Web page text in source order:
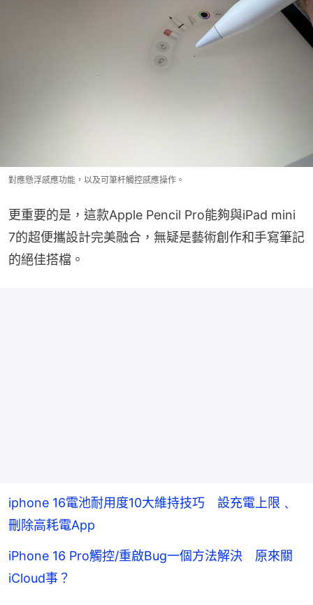
對應懸浮感應功能，以及可筆杆觸控感應操作。
更重要的是，這款Apple Pencil Pro能夠與iPad mini
7的超便攜設計完美融合，無疑是藝術創作和手寫筆記
的絕佳搭檔。
iphone 16電池耐用度10大維持技巧 設充電上限﹑
刪除高耗電App
iPhone 16 Pro觸控/重啟Bug一個方法解決 原來關
iCloud事？